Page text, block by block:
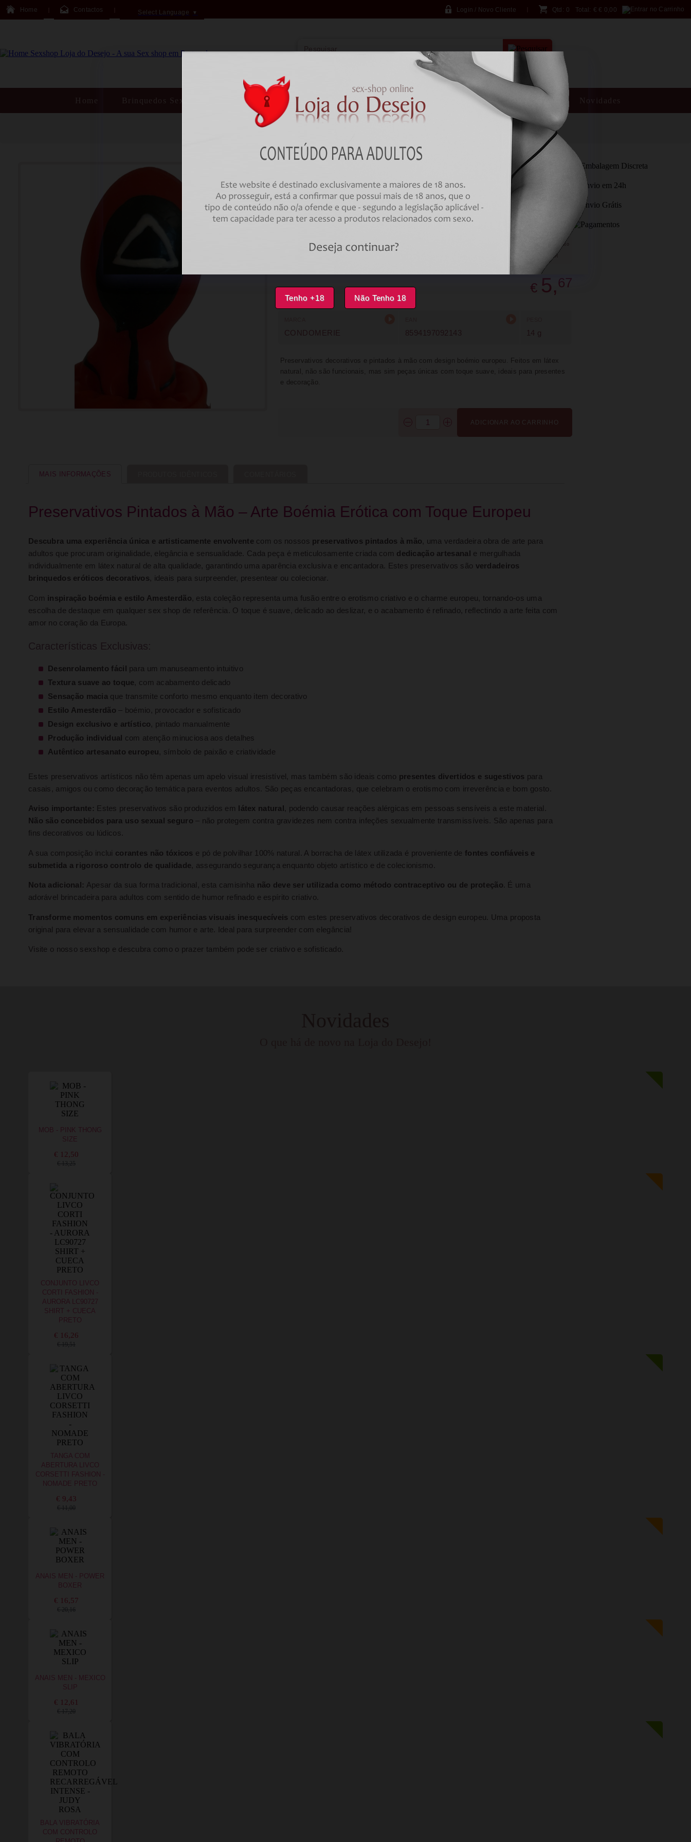
Tenho +18 Não Tenho 18
Home Contactos Select Language ▼ Login / Novo Cliente Qtd: 0 Total: € € 0,00
PESQUISA AVANÇADA
Home Brinquedos Sexuais Vibradores Lingerie Farmácia Brincadeiras Novidades
Farmácia
PRESERVATIVOS CONDOMERIE - HANDPAINTED
NOVELTY CONDOMS TRIANGLE
Código:00032912
SUGERIR
€ 5, 67
CONDOMERIE 8594197092143 14 g
Preservativos decorativos e pintados à mão com design boémio europeu. Feitos em látex
natural, não são funcionais, mas sim peças únicas com toque suave, ideais para presentes
e decoração.
ADICIONAR AO CARRINHO
MAIS INFORMAÇÕES
Preservativos Pintados à Mão – Arte Boémia Erótica com Toque Europeu
Descubra uma experiência única e artisticamente envolvente com os nossos preservativos pintados à mão, uma verdadeira obra de arte para
adultos que procuram originalidade, elegância e sensualidade. Cada peça é meticulosamente criada com dedicação artesanal
e mergulhada
individualmente em látex natural de alta qualidade, garantindo uma aparência exclusiva e encantadora. Estes preservativos são verdadeiros
brinquedos eróticos decorativos, ideais para surpreender, presentear ou colecionar.
Com inspiração boémia e estilo Amesterdão, esta coleção representa uma fusão entre o erotismo criativo e o charme europeu, tornando-os uma
escolha de destaque em qualquer sex shop de referência. O toque é suave, delicado ao deslizar, e o acabamento é refinado, reflectindo a arte feita com
amor no coração da Europa.
Características Exclusivas:
Desenrolamento fácil para um manuseamento intuitivo
Textura suave ao toque, com acabamento delicado
Sensação macia que transmite conforto mesmo enquanto item decorativo
Estilo Amesterdão – boémio, provocador e sofisticado
Design exclusivo e artístico, pintado manualmente
Produção individual com atenção minuciosa aos detalhes
Autêntico artesanato europeu, símbolo de paixão e criatividade
Estes preservativos artísticos não têm apenas um apelo visual irresistível, mas também são ideais como presentes divertidos e sugestivos para
casais, amigos ou como decoração temática para eventos adultos. São peças encantadoras, que celebram o erotismo com irreverência e bom gosto.
Aviso importante: Estes preservativos são produzidos em látex natural , podendo causar reações alérgicas em pessoas sensíveis a este material.
Não são concebidos para uso sexual seguro – não protegem contra gravidezes nem contra infeções sexualmente transmissíveis. São apenas para
fins decorativos ou lúdicos.
A sua composição inclui corantes não tóxicos e pó de polvilhar 100% natural. A borracha de látex utilizada é proveniente de fontes confiáveis e
submetida a rigoroso controlo de qualidade, assegurando segurança enquanto objeto artístico e de colecionismo.
Nota adicional: Apesar da sua forma tradicional, esta camisinha não deve ser utilizada como método contraceptivo ou de proteção . É uma
adorável brincadeira para adultos com sentido de humor refinado e espírito criativo.
Transforme momentos comuns em experiências visuais inesquecíveis com estes preservativos decorativos de design europeu. Uma proposta
original para elevar a sensualidade com humor e arte. Ideal para surpreender com elegância!
Visite o nosso sexshop e descubra como o prazer também pode ser criativo e sofisticado.
MOB - PINK THONG
SIZE
€ 12,50
€ 13,25
CONJUNTO LIVCO
CORTI FASHION -
AURORA LC90727
SHIRT + CUECA
PRETO
€ 16,26
€ 19,51
TANGA COM
ABERTURA LIVCO
CORSETTI FASHION -
NOMADE PRETO
€ 9,43
€ 11,00
ANAIS MEN - POWER
BOXER
€ 16,57
€ 20,16
ANAIS MEN - MEXICO
SLIP
€ 12,61
€ 17,20
BALA VIBRATÓRIA
COM CONTROLO